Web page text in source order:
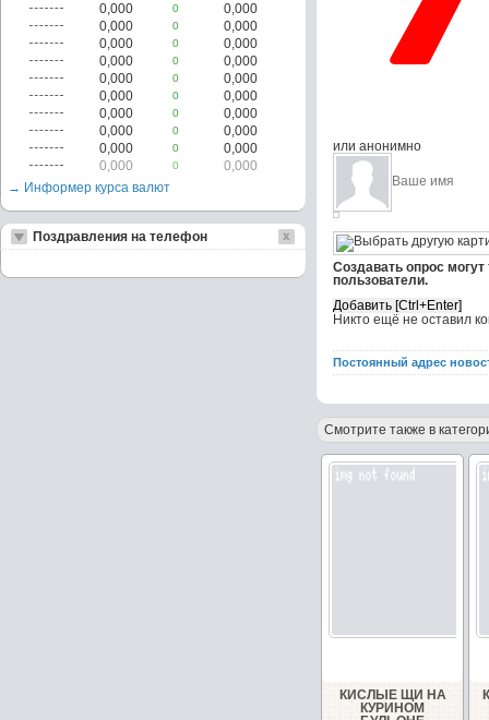
или анонимно
Создавать опрос
пользователи.
Никто ещё не оставил
Постоянный адрес
Смотрите также в
КИСЛЫЕ ЩИ НА
КУРИНОМ
0,000
0
0,000
0,000
0
0,000
0,000
0
0,000
0,000
0
0,000
0,000
0
0,000
0,000
0
0,000
0,000
0
0,000
0,000
0
0,000
0,000
0
0,000
0,000
0
0,000
→ Информер курса валют
Поздравления на телефон